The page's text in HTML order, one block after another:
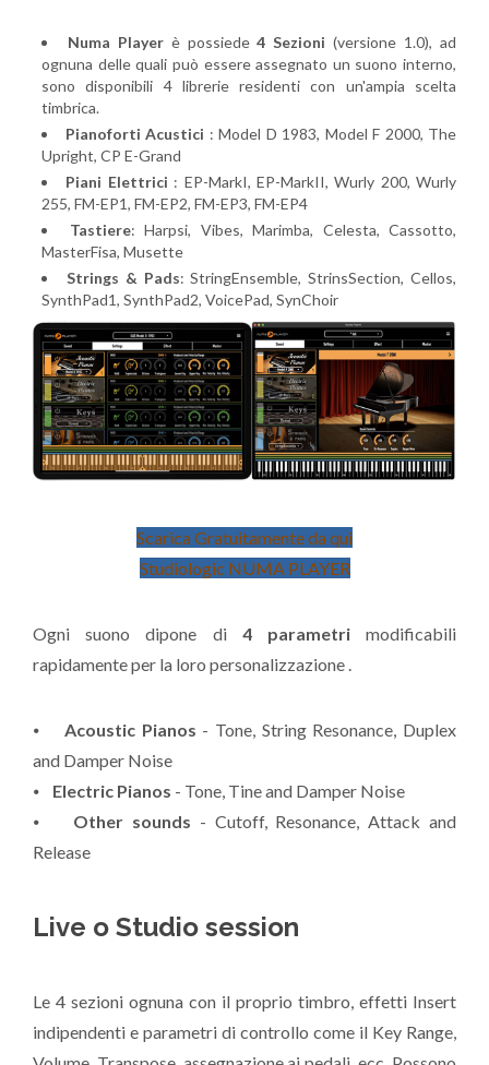
Numa Playerè possiede4 Sezioni (versione 1.0), ad
ognuna delle quali può essere assegnato un suono interno,
sono disponibili 4 librerie residenti con un'ampia scelta
timbrica.
Pianoforti Acustici : Model D 1983, Model F 2000, The
Upright, CP E-Grand
Piani Elettrici : EP-MarkI, EP-MarkII, Wurly 200, Wurly
255, FM-EP1, FM-EP2, FM-EP3, FM-EP4
Tastiere: Harpsi, Vibes, Marimba, Celesta, Cassotto,
MasterFisa, Musette
Strings & Pads: StringEnsemble, StrinsSection, Cellos,
SynthPad1, SynthPad2, VoicePad, SynChoir
Scarica Gratuitamente da qui
Studiologic NUMA PLAYER
Ogni suono dipone di 4 parametrimodificabili
rapidamente per la loro personalizzazione .
⦁ Acoustic Pianos - Tone, String Resonance, Duplex
and Damper Noise
⦁ Electric Pianos - Tone, Tine and Damper Noise
⦁ Other sounds - Cutoff, Resonance, Attack and
Release
Live o Studio session
Le 4 sezioni ognuna con il proprio timbro, effetti Insert
indipendenti e parametri di controllo come il Key Range,